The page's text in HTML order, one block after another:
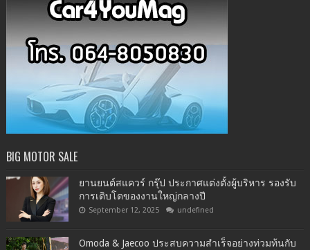
BIG MOTOR SALE
ยานยนต์สแควร์ กรุ๊ป ประกาศแต่งตั้งผู้บริหาร รองรับ
การเติบโตของงานใหญ่กลางปี
September 12, 2025 undefined
Omoda & Jaecoo ประสบความสำเร็จอย่างท่วมท้นกับ